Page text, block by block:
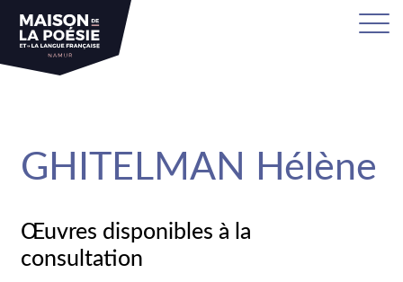
GHITELMAN Hélène
Œuvres disponibles à la
consultation